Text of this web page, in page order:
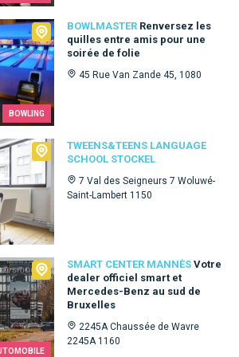
BOWLING
BOWLMASTER Renversez les
quilles entre amis pour une
soirée de folie
45 Rue Van Zande 45, 1080
TWEENS&TEENS LANGUAGE
SCHOOL STOCKEL
7 Val des Seigneurs 7 Woluwé-
Saint-Lambert 1150
school Stockel
SMART CENTER MANNÈS Votre
dealer officiel smart et
Mercedes-Benz au sud de
Bruxelles
2245A Chaussée de Wavre
2245A 1160